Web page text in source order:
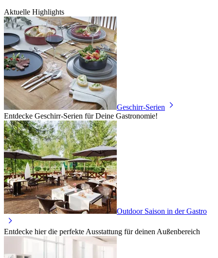
Aktuelle Highlights
Geschirr-Serien
Entdecke Geschirr-Serien für Deine Gastronomie!
Outdoor Saison in der Gastro
Entdecke hier die perfekte Ausstattung für deinen Außenbereich